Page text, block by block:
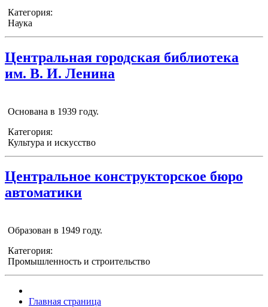
Категория:
Наука
Центральная городская библиотека
им. В. И. Ленина
Основана в 1939 году.
Категория:
Культура и искусство
Центральное конструкторское бюро
автоматики
Образован в 1949 году.
Категория:
Промышленность и строительство
Главная страница